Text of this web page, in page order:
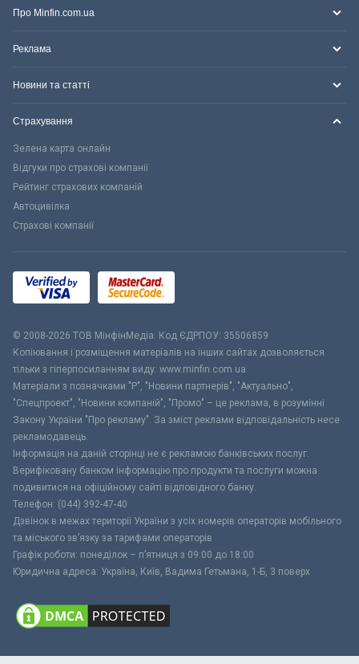
Про Minfin.com.ua
Реклама
Новини та статті
Страхування
Зелена карта онлайн
Відгуки про страхові компанії
Рейтинг страхових компаній
Автоцивілка
Страхові компанії
© 2008-2026 ТОВ МiнфiнМедiа. Код ЄДРПОУ: 35506859
Копіювання і розміщення матеріалів на інших сайтах дозволяється
тільки з гіперпосиланням виду: www.minfin.com.ua
Матеріали з позначками "Р", "Новини партнерів", "Актуально",
"Спецпроект", "Новини компаній", "Промо" – це реклама, в розумінні
Закону України "Про рекламу". За зміст реклами відповідальність несе
рекламодавець.
Інформація на даній сторінці не є рекламою банківських послуг.
Верифіковану банком інформацію про продукти та послуги можна
подивитися на офіційному сайті відповідного банку.
Телефон: (044) 392-47-40
Дзвінок в межах території України з усіх номерів операторів мобільного
та міського зв’язку за тарифами операторів
Графік роботи: понеділок – п’ятниця з 09:00 до 18:00
Юридична адреса: Україна, Київ, Вадима Гетьмана, 1-Б, 3 поверх